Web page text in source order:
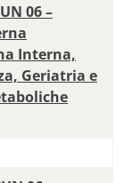
06 –
Interna,
Geriatria e